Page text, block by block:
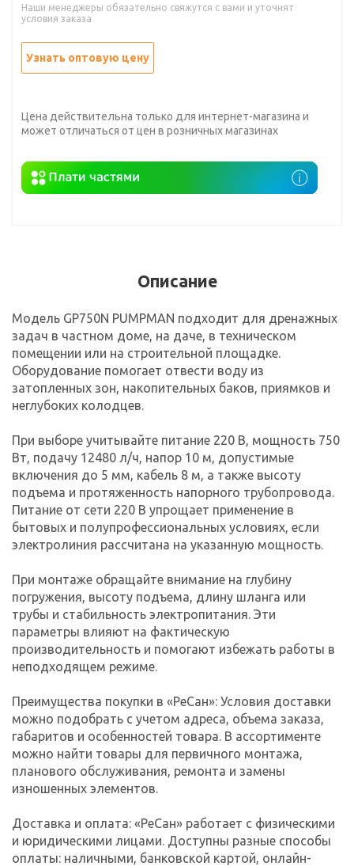
Наши менеджеры обязательно свяжутся с вами и уточнят
условия заказа
Узнать оптовую цену
Цена действительна только для интернет-магазина и
может отличаться от цен в розничных магазинах
Описание
Модель GP750N PUMPMAN подходит для дренажных
задач в частном доме, на даче, в техническом
помещении или на строительной площадке.
Оборудование помогает отвести воду из
затопленных зон, накопительных баков, приямков и
неглубоких колодцев.
При выборе учитывайте питание 220 В, мощность 750
Вт, подачу 12480 л/ч, напор 10 м, допустимые
включения до 5 мм, кабель 8 м, а также высоту
подъема и протяженность напорного трубопровода.
Питание от сети 220 В упрощает применение в
бытовых и полупрофессиональных условиях, если
электролиния рассчитана на указанную мощность.
При монтаже обращайте внимание на глубину
погружения, высоту подъема, длину шланга или
трубы и стабильность электропитания. Эти
параметры влияют на фактическую
производительность и помогают избежать работы в
неподходящем режиме.
Преимущества покупки в «РеСан»: Условия доставки
можно подобрать с учетом адреса, объема заказа,
габаритов и особенностей товара. В ассортименте
можно найти товары для первичного монтажа,
планового обслуживания, ремонта и замены
изношенных элементов.
Доставка и оплата: «РеСан» работает с физическими
и юридическими лицами. Доступны разные способы
оплаты: наличными, банковской картой, онлайн-